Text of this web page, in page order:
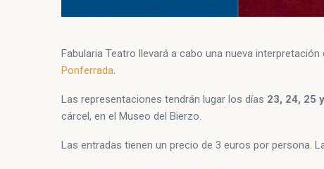
Fabularia Teatro llevará a cabo una nueva
Ponferrada.
Las representaciones tendrán lugar los días 23, 24, 25
cárcel, en el Museo del Bierzo.
Las entradas tienen un precio de 3 euros por persona.